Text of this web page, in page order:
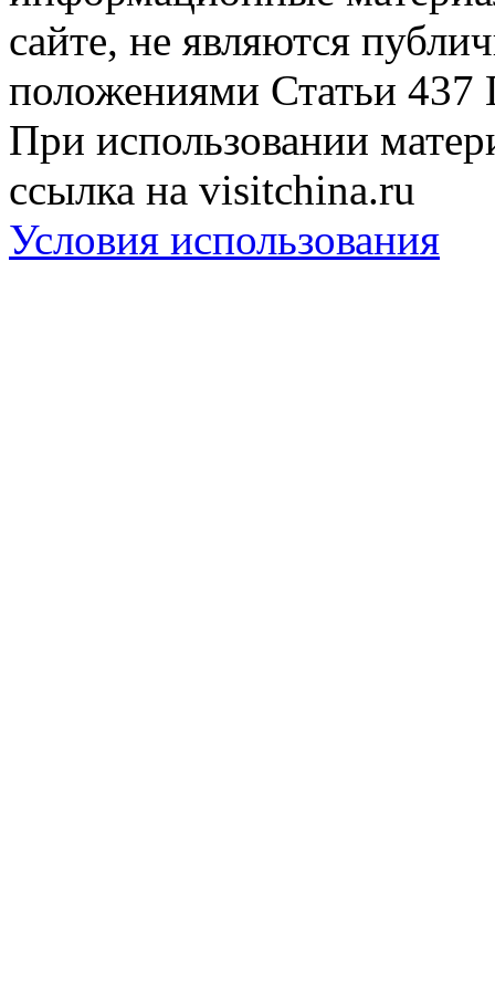
сайте, не являются
положениями Статьи 437
При использовании
ссылка на visitchina.ru
Условия использования